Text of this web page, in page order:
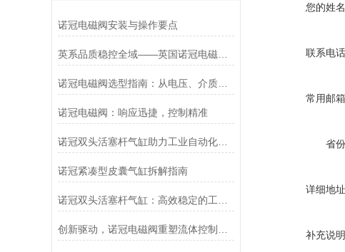
诺冠电磁阀安装与操作要点
英系品质稳控全域——英国诺冠电磁阀专属方案
诺冠电磁阀选型指南：从电压、介质到防爆等级的精准匹配
诺冠电磁阀：响应迅捷，控制精准
诺冠双头活塞杆气缸助力工业自动化迈向新高度
诺冠紧凑型皮囊气缸拆解指南
您的姓名
联系电话
常用邮箱
省份
详细地址
补充说明